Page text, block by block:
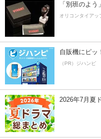
「別班のよ
オリコンタイアッ
自販機にピッ
（PR）ジハンピ
2026年7月夏